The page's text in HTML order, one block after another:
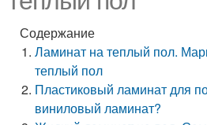
Содержание
Ламинат на теплый пол.
теплый пол
Пластиковый ламинат для
виниловый ламинат?